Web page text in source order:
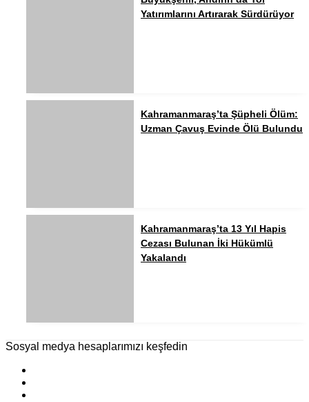
Yatırımlarını Artırarak Sürdürüyor
Kahramanmaraş’ta Şüpheli Ölüm:
Uzman Çavuş Evinde Ölü Bulundu
Kahramanmaraş’ta 13 Yıl Hapis
Cezası Bulunan İki Hükümlü
Yakalandı
Sosyal medya hesaplarımızı keşfedin